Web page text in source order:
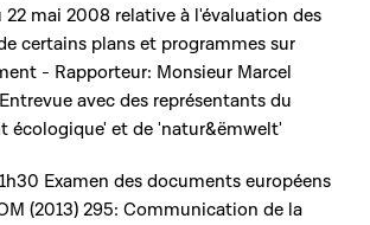
22 mai 2008 relative à l'évaluation des
certains plans et programmes sur
- Rapporteur: Monsieur Marcel
avec des représentants du
écologique' et de 'natur&ëmwelt'
Examen des documents européens
(2013) 295: Communication de la